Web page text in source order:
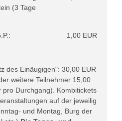
(3 Tage
1,00 EUR
des Einäugigen": 30,00 EUR
weitere Teilnehmer 15,00
pro Durchgang). Kombitickets
auf der jeweilig
und Montag, Burg der